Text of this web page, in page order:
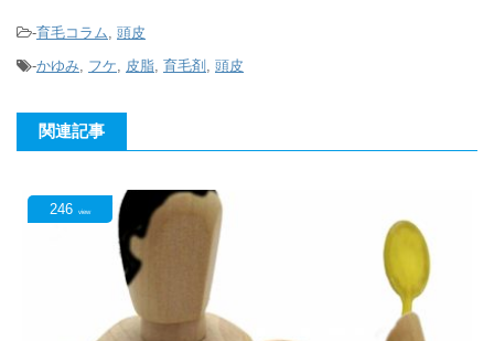
-育毛コラム, 頭皮
-かゆみ, フケ, 皮脂, 育毛剤 , 頭皮
関連記事
246 view